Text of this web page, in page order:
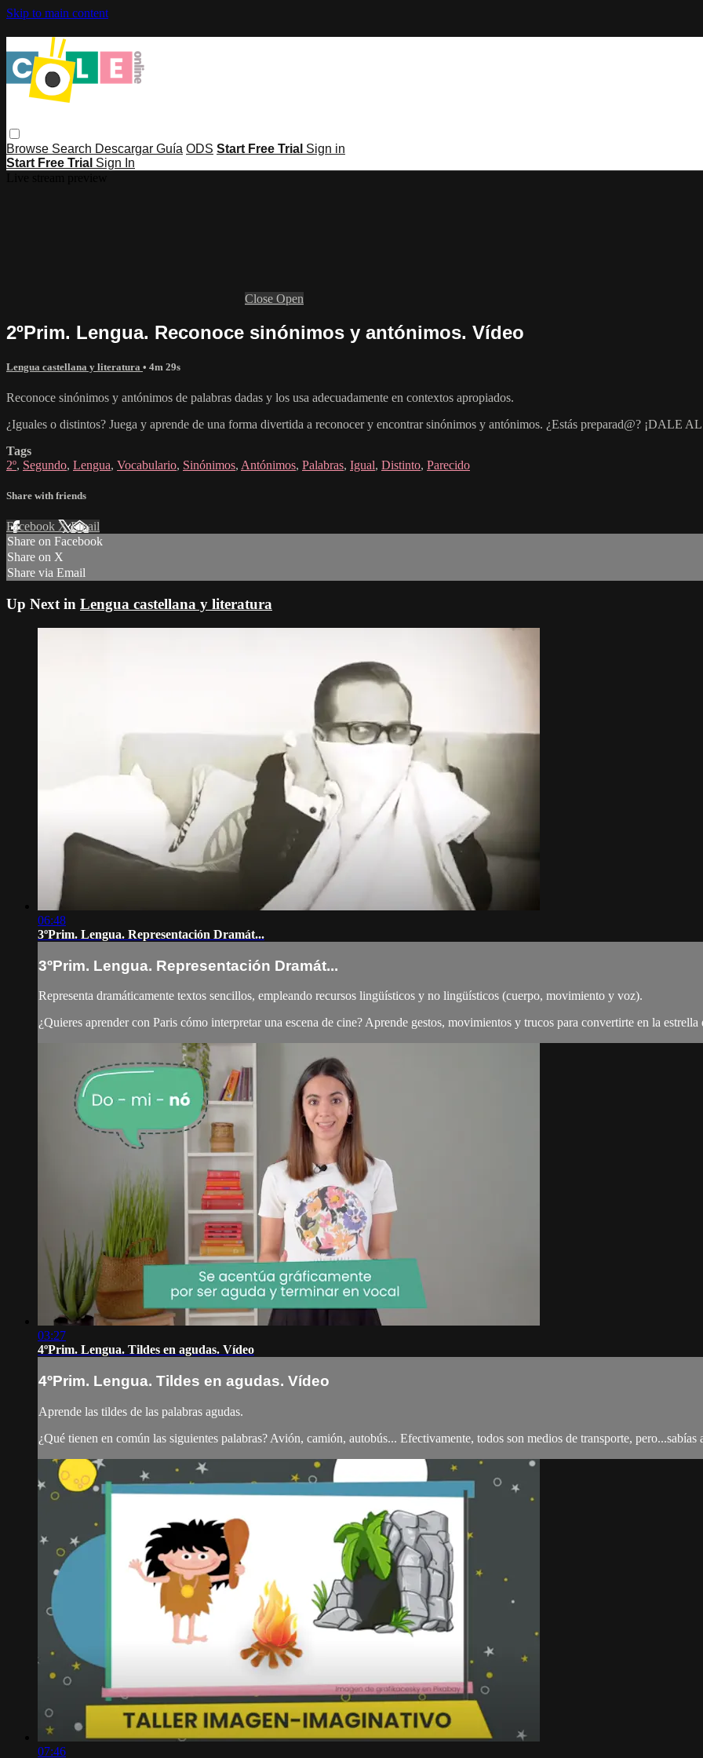
Skip to main content
Browse Search Descargar Guía ODS Start Free Trial Sign in
Start Free Trial Sign In
Close Open
2ºPrim. Lengua. Reconoce sinónimos y antónimos. Vídeo
Lengua castellana y literatura • 4m 29s
Reconoce sinónimos y antónimos de palabras dadas y los usa adecuadamente en contextos apropiados.
¿Iguales o distintos? Juega y aprende de una forma divertida a reconocer y encontrar sinónimos y antónimos. ¿Estás preparad@? ¡DALE
Tags
2º, Segundo, Lengua, Vocabulario, Sinónimos, Antónimos, Palabras, Igual, Distinto, Parecido
Share with friends
Facebook XEmail
Share on Facebook
Share on X
Share via Email
Up Next in Lengua castellana y literatura
06:48
3ºPrim. Lengua. Representación Dramát...
3ºPrim. Lengua. Representación Dramát...
Representa dramáticamente textos sencillos, empleando recursos lingüísticos y no lingüísticos (cuerpo, movimiento y voz).
¿Quieres aprender con Paris cómo interpretar una escena de cine? Aprende gestos, movimientos y trucos para convertirte en la
03:27
4ºPrim. Lengua. Tildes en agudas. Vídeo
4ºPrim. Lengua. Tildes en agudas. Vídeo
Aprende las tildes de las palabras agudas.
¿Qué tienen en común las siguientes palabras? Avión, camión, autobús... Efectivamente, todos son medios de transporte,
07:46